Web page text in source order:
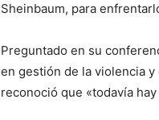
Sheinbaum, para
Preguntado en su
en gestión de la violencia
reconoció que «todavía